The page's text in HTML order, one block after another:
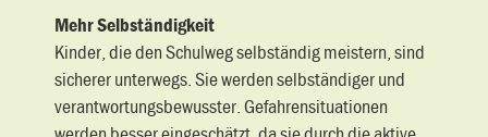
Mehr Selbständigkeit
Kinder, die den Schulweg selbständig meistern, sind
sicherer unterwegs. Sie werden selbständiger und
verantwortungsbewusster. Gefahrensituationen